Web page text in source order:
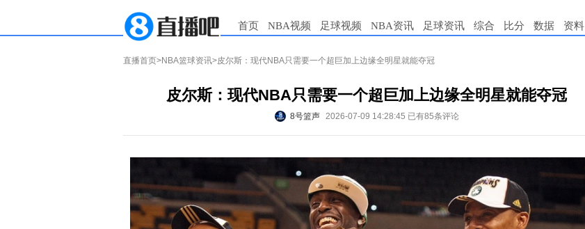
首页 NBA视频 足球视频 NBA资讯 足球资讯 综合 比分 数据 资料
直播首页>NBA篮球资讯>皮尔斯：现代NBA只需要一个超巨加上边缘全明星就能夺冠
皮尔斯：现代NBA只需要一个超巨加上边缘全明星就能夺冠
8号篮声 2026-07-09 14:28:45 已有85条评论